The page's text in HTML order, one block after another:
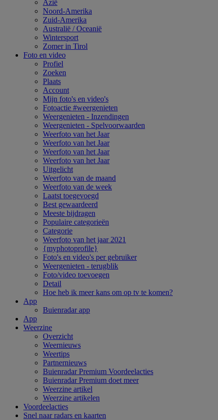
Azië
Noord-Amerika
Zuid-Amerika
Australië / Oceanië
Wintersport
Zomer in Tirol
Foto en video
Profiel
Zoeken
Plaats
Account
Mijn foto's en video's
Fotoactie #weergenieten
Weergenieten - Inzendingen
Weergenieten - Spelvoorwaarden
Weerfoto van het Jaar
Weerfoto van het Jaar
Weerfoto van het Jaar
Weerfoto van het Jaar
Uitgelicht
Weerfoto van de maand
Weerfoto van de week
Laatst toegevoegd
Best gewaardeerd
Meeste bijdragen
Populaire categorieën
Categorie
Weerfoto van het jaar 2021
{myphotoprofile}
Foto's en video's per gebruiker
Weergenieten - terugblik
Foto/video toevoegen
Detail
Hoe heb ik meer kans om op tv te komen?
App
Buienradar app
App
Weerzine
Overzicht
Weernieuws
Weertips
Partnernieuws
Buienradar Premium Voordeelacties
Buienradar Premium doet meer
Weerzine artikel
Weerzine artikelen
Voordeelacties
Snel naar radars en kaarten